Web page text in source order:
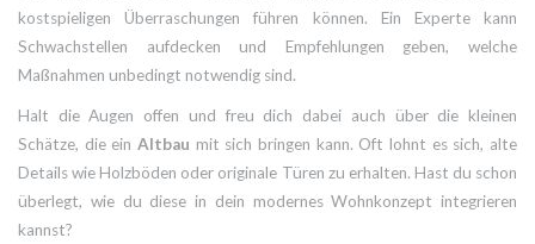
kostspieligen Überraschungen führen können. Ein Experte kann
Schwachstellen aufdecken und Empfehlungen geben, welche
Maßnahmen unbedingt notwendig sind.
Halt die Augen offen und freu dich dabei auch über die kleinen
Schätze, die ein Altbau mit sich bringen kann. Oft lohnt es sich, alte
Details wie Holzböden oder originale Türen zu erhalten. Hast du schon
überlegt, wie du diese in dein modernes Wohnkonzept integrieren
kannst?